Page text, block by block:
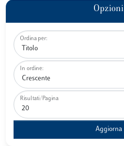
Opzioni
Ordina per:
In ordine:
Risultati/Pagina